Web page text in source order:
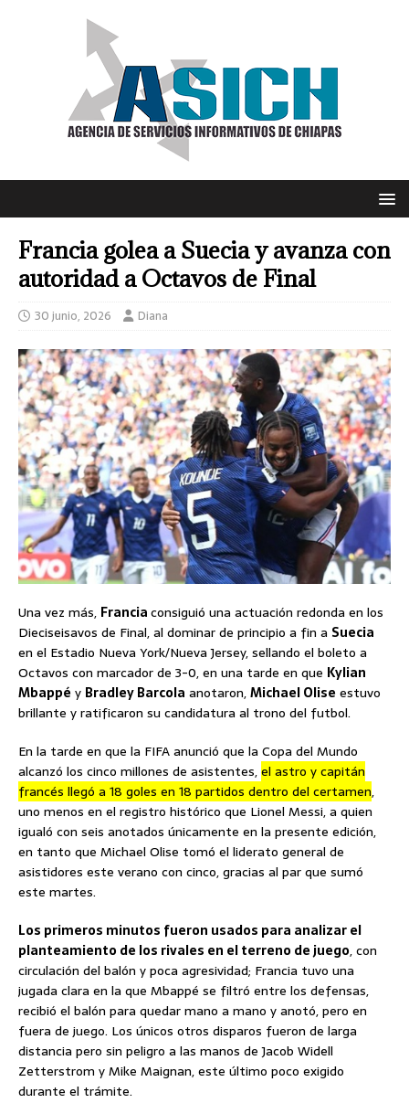
Francia golea a Suecia y avanza con
autoridad a Octavos de Final
30 junio, 2026 Diana
Una vez más, Franciaconsiguió una actuación redonda en los
Dieciseisavos de Final, al dominar de principio a fin a Suecia
en el Estadio Nueva York/Nueva Jersey, sellando el boleto a
Octavos con marcador de 3-0, en una tarde en que Kylian
Mbappé y Bradley Barcola anotaron,Michael Olise estuvo
brillante y ratificaron su candidatura al trono del futbol.
En la tarde en que la FIFA anunció que la Copa del Mundo
alcanzó los cinco millones de asistentes,el astro y capitán
francés llegó a 18 goles en 18 partidos dentro del certamen,
uno menos en el registro histórico que Lionel Messi, a quien
igualó con seis anotados únicamente en la presente edición,
en tanto que Michael Olise tomó el liderato general de
asistidores este verano con cinco, gracias al par que sumó
este martes.
Los primeros minutos fueron usados para analizar el
planteamiento de los rivales en el terreno de juego, con
circulación del balón y poca agresividad; Francia tuvo una
jugada clara en la que Mbappé se filtró entre los defensas,
recibió el balón para quedar mano a mano y anotó, pero en
fuera de juego. Los únicos otros disparos fueron de larga
distancia pero sin peligro a las manos de Jacob Widell
Zetterstrom y Mike Maignan, este último poco exigido
durante el trámite.